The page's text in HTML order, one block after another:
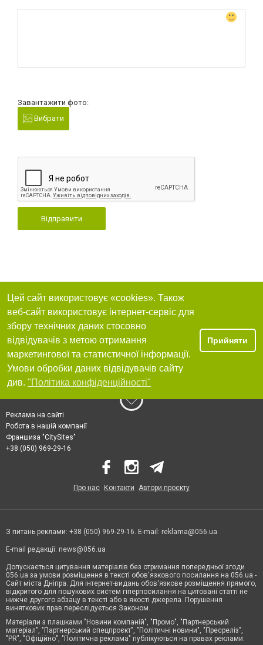
Завантажити фото:
Вибрати
Відправити
Цей сайт використовує «cookies». Також
веб-сайт використовує інтернет-сервіс для
збору технічних даних стосовно
відвідувачів з метою отримання
маркетингової та статистичної інформації.
Умови обробки даних відвідувачів сайту
див. "Політика конфіденційності"
Прийняти
Реклама на сайті
Робота в нашій компанії
Франшиза "CitySites"
+38 (050) 969-29-16
Про нас Контакти Автори проєкту
З питань реклами: +38 (050) 969-29-16. E-mail: reklama@056.ua
E-mail редакції: news@056.ua
Допускається цитування матеріалів без отримання попередньої згоди
056.ua за умови розміщення в тексті обов'язкового посилання на 056.ua -
Сайт міста Дніпра. Для інтернет-видань обов'язкове розміщення прямого,
відкритого для пошукових систем гіперпосилання на цитовані статті не
нижче другого абзацу в тексті або в якості джерела. Порушення
виняткових прав переслідується Законом.
Матеріали з плашками "Новини компаній", "Промо", "Партнерський
матеріал", "Партнерський спецпроєкт", "Політичні новини", "Пресреліз",
"PR", "Офіційно", "Політична реклама" публікуються на правах реклами.